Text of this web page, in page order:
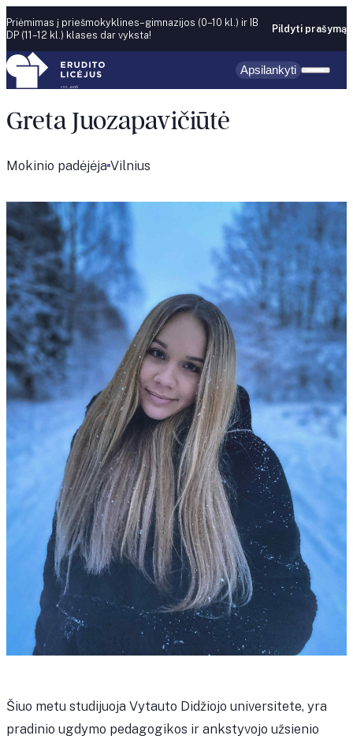
Skip to content
Priėmimas į priešmokyklines–gimnazijos (0–10 kl.) ir IB
DP (11–12 kl.) klases dar vyksta!
Pildyti prašymą
Apsilankyti
Greta Juozapavičiūtė
Mokinio padėjėja Vilnius
Šiuo metu studijuoja Vytauto Didžiojo universitete, yra
pradinio ugdymo pedagogikos ir ankstyvojo užsienio